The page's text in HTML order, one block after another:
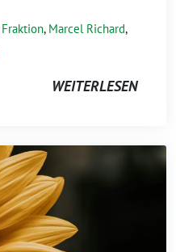
Fraktion, Marcel Richard,
WEITERLESEN